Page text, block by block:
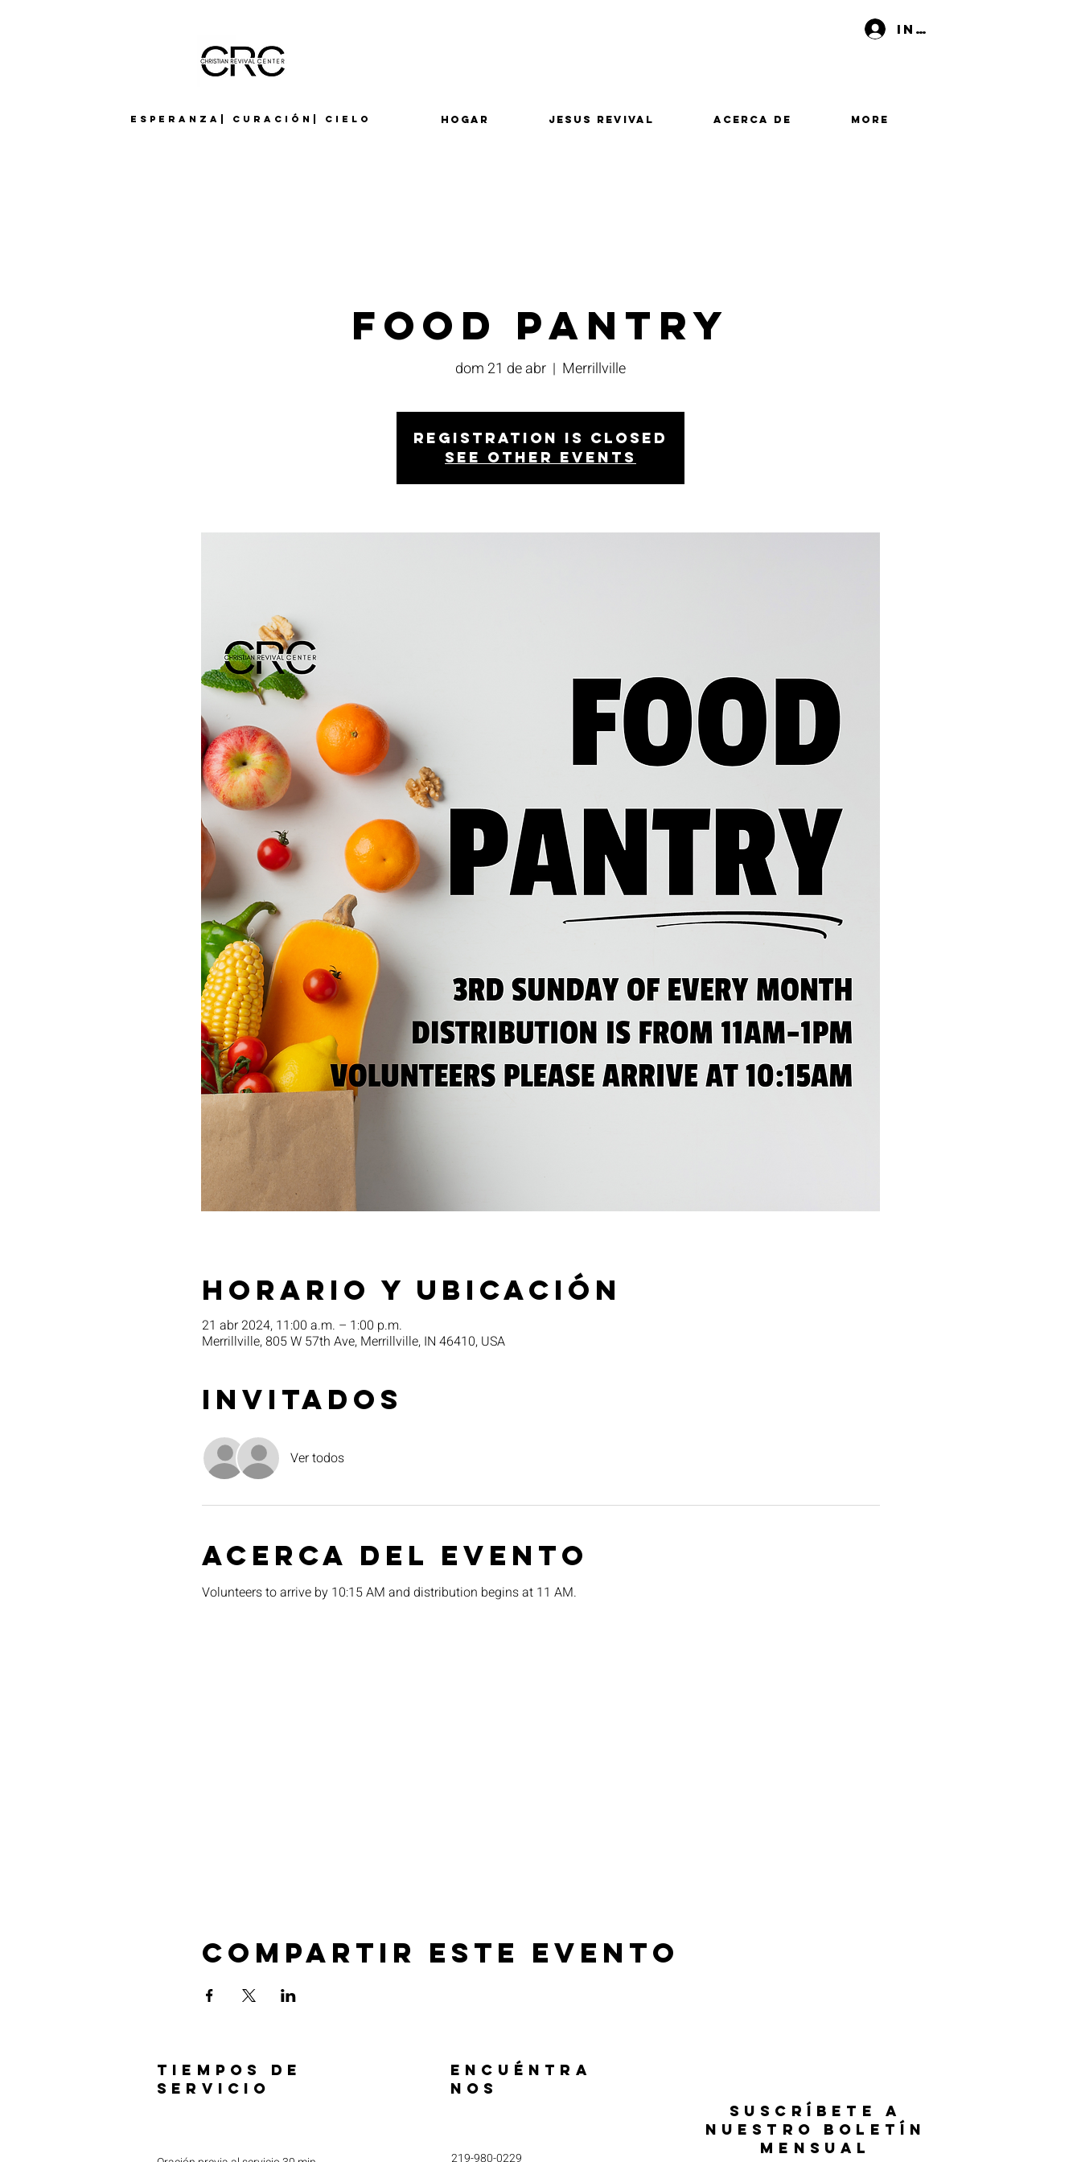
Esperanza| Curación| Cielo
Iniciar sesión
Hogar Jesus Revival Acerca de More
Food Pantry
dom 21 de abr
  |
Merrillville
Registration is closed
See other events
Horario y ubicación
21 abr 2024, 11:00 a.m. – 1:00 p.m.
Merrillville, 805 W 57th Ave, Merrillville, IN 46410, USA
Invitados
Ver todos
Acerca del evento
Volunteers to arrive by 10:15 AM and distribution begins at 11 AM.
Compartir este evento
TIEMPOS DE
SERVICIO
ENCUÉNTRA
NOS
219-980-0229
SUSCRÍBETE A
NUESTRO BOLETÍN
MENSUAL